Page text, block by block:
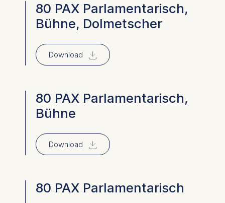
80 PAX Parlamentarisch,
Bühne, Dolmetscher
Download ⇓
80 PAX Parlamentarisch,
Bühne
Download ⇓
80 PAX Parlamentarisch